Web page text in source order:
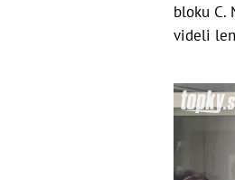
bloku C.
videli